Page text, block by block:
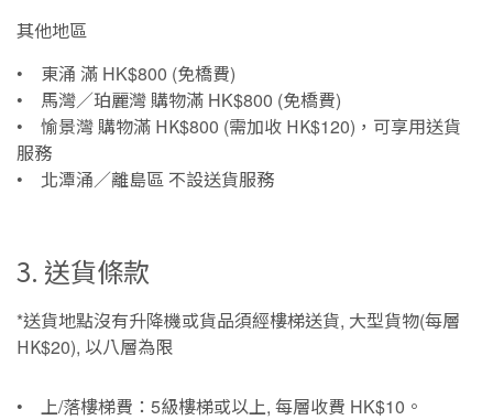
其他地區
• 東涌 滿 HK$800 (免橋費)
• 馬灣／珀麗灣購物滿 HK$800 (免橋費)
• 愉景灣購物滿 HK$800 (需加收 HK$120) ，可享用送貨
服務
• 北潭涌／離島區 不設送貨服務
3. 送貨條款
*送貨地點沒有升降機或貨品須經樓梯送貨, 大型貨物(每層
HK$20), 以八層為限
• 上/落樓梯費： 5級樓梯或以上, 每層收費 HK$10 。